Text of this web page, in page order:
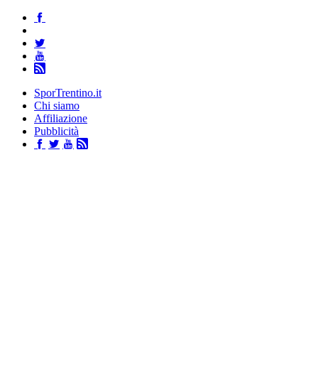
SporTrentino.it
Chi siamo
Affiliazione
Pubblicità